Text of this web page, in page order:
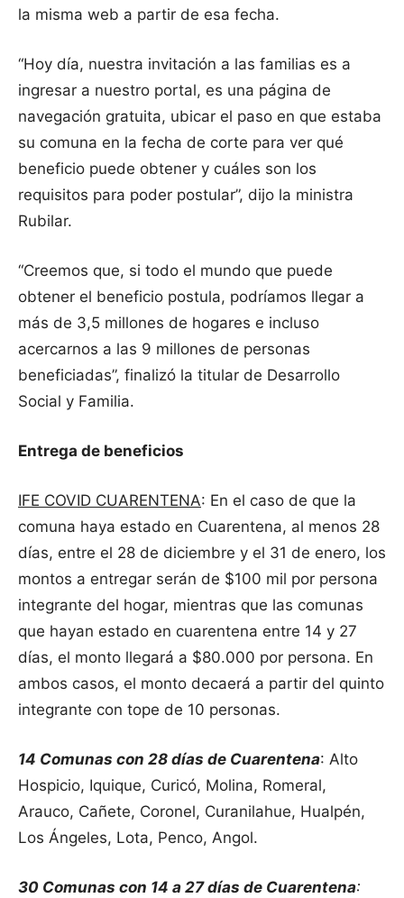
la misma web a partir de esa fecha.
“Hoy día, nuestra invitación a las familias es a
ingresar a nuestro portal, es una página de
navegación gratuita, ubicar el paso en que estaba
su comuna en la fecha de corte para ver qué
beneficio puede obtener y cuáles son los
requisitos para poder postular”, dijo la ministra
Rubilar.
“Creemos que, si todo el mundo que puede
obtener el beneficio postula, podríamos llegar a
más de 3,5 millones de hogares e incluso
acercarnos a las 9 millones de personas
beneficiadas”, finalizó la titular de Desarrollo
Social y Familia.
Entrega de beneficios
IFE COVID CUARENTENA: En el caso de que la
comuna haya estado en Cuarentena, al menos 28
días, entre el 28 de diciembre y el 31 de enero, los
montos a entregar serán de $100 mil por persona
integrante del hogar, mientras que las comunas
que hayan estado en cuarentena entre 14 y 27
días, el monto llegará a $80.000 por persona. En
ambos casos, el monto decaerá a partir del quinto
integrante con tope de 10 personas.
14 Comunas con 28 días de Cuarentena: Alto
Hospicio, Iquique, Curicó, Molina, Romeral,
Arauco, Cañete, Coronel, Curanilahue, Hualpén,
Los Ángeles, Lota, Penco, Angol.
30 Comunas con 14 a 27 días de Cuarentena: